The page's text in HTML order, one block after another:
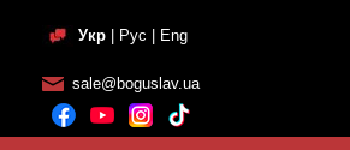
Укр | Рус | Eng
sale@boguslav.ua